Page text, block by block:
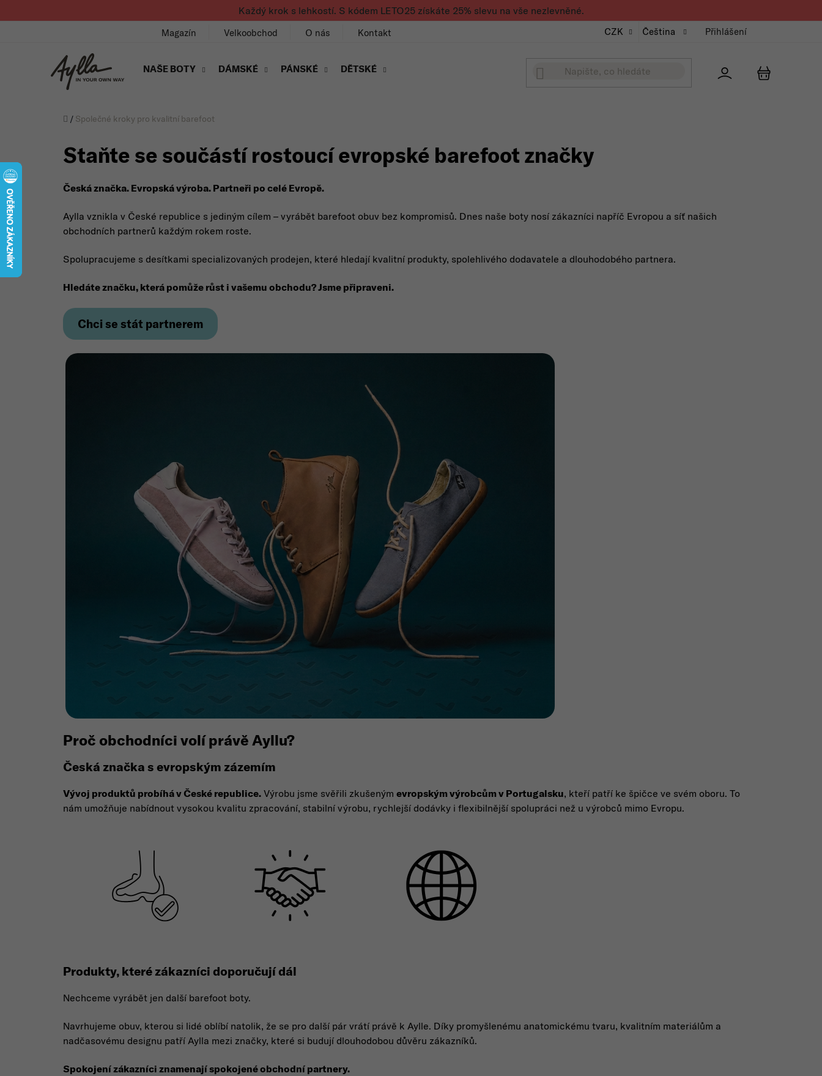
Každý krok s lehkostí. S kódem LETO25 získáte 25% slevu na vše nezlevněné.
Magazín Velkoobchod O nás Kontakt CZK Čeština Přihlášení
NAŠE BOTY DÁMSKÉ PÁNSKÉ DĚTSKÉ
Úvod
/ Společné kroky pro kvalitní barefoot
Staňte se součástí rostoucí evropské barefoot značky
Česká značka. Evropská výroba. Partneři po celé Evropě.
Aylla vznikla v České republice s jediným cílem – vyrábět barefoot obuv bez kompromisů. Dnes naše boty nosí zákazníci napříč Evropou a síť našich
obchodních partnerů každým rokem roste.
Spolupracujeme s desítkami specializovaných prodejen, které hledají kvalitní produkty, spolehlivého dodavatele a dlouhodobého partnera.
Hledáte značku, která pomůže růst i vašemu obchodu? Jsme připraveni.
Chci se stát partnerem
Proč obchodníci volí právě Ayllu?
Česká značka s evropským zázemím
Vývoj produktů probíhá v České republice. Výrobu jsme svěřili zkušeným evropským výrobcům v Portugalsku, kteří patří ke špičce ve svém oboru. To
nám umožňuje nabídnout vysokou kvalitu zpracování, stabilní výrobu, rychlejší dodávky i flexibilnější spolupráci než u výrobců mimo Evropu.
Produkty, které zákazníci doporučují dál
Nechceme vyrábět jen další barefoot boty.
Navrhujeme obuv, kterou si lidé oblíbí natolik, že se pro další pár vrátí právě k Aylle. Díky promyšlenému anatomickému tvaru, kvalitním materiálům a
nadčasovému designu patří Aylla mezi značky, které si budují dlouhodobou důvěru zákazníků.
Spokojení zákazníci znamenají spokojené obchodní partnery.